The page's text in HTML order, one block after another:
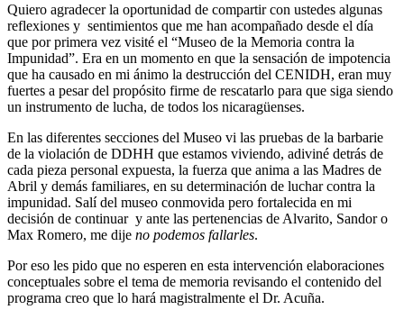
Quiero agradecer la oportunidad de compartir con ustedes algunas
reflexiones y sentimientos que me han acompañado desde el día
que por primera vez visité el “Museo de la Memoria contra la
Impunidad”. Era en un momento en que la sensación de impotencia
que ha causado en mi ánimo la destrucción del CENIDH, eran muy
fuertes a pesar del propósito firme de rescatarlo para que siga siendo
un instrumento de lucha, de todos los nicaragüenses.
En las diferentes secciones del Museo vi las pruebas de la barbarie
de la violación de DDHH que estamos viviendo, adiviné detrás de
cada pieza personal expuesta, la fuerza que anima a las Madres de
Abril y demás familiares, en su determinación de luchar contra la
impunidad. Salí del museo conmovida pero fortalecida en mi
decisión de continuar y ante las pertenencias de Alvarito, Sandor o
Max Romero, me dije no podemos fallarles.
Por eso les pido que no esperen en esta intervención elaboraciones
conceptuales sobre el tema de memoria revisando el contenido del
programa creo que lo hará magistralmente el Dr. Acuña.